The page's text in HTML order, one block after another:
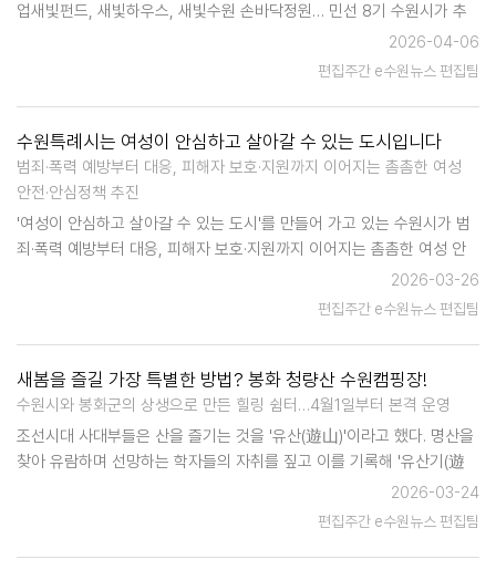
업새빛펀드, 새빛하우스, 새빛수원 손바닥정원… 민선 8기 수원시가 추
진한 주요 정책들이다. 모두 '새빛'이라는 단어가 들어가 있다. 민선 8기
2026-04-06
편집주간 e수원뉴스 편집팀
수원특례시는 여성이 안심하고 살아갈 수 있는 도시입니다
범죄·폭력 예방부터 대응, 피해자 보호·지원까지 이어지는 촘촘한 여성
안전·안심정책 추진
'여성이 안심하고 살아갈 수 있는 도시'를 만들어 가고 있는 수원시가 범
죄·폭력 예방부터 대응, 피해자 보호·지원까지 이어지는 촘촘한 여성 안
전·안심정책을 추진한다. '여성안심패키지 지원사업'은 시민 의견을 반영
해 실효성을 더 높이고, 무인안심 택배보관함은 전면…
2026-03-26
편집주간 e수원뉴스 편집팀
새봄을 즐길 가장 특별한 방법? 봉화 청량산 수원캠핑장!
수원시와 봉화군의 상생으로 만든 힐링 쉼터…4월1일부터 본격 운영
조선시대 사대부들은 산을 즐기는 것을 '유산(遊山)'이라고 했다. 명산을
찾아 유람하며 선망하는 학자들의 자취를 짚고 이를 기록해 '유산기(遊
山記)'를 남기는 풍습이 있었다. 조선의 대표적인 사상가인 퇴계 이황은
유년시절 수학했던 청량산을 그리워하며 스스로를 '청량산인'이라고…
2026-03-24
편집주간 e수원뉴스 편집팀